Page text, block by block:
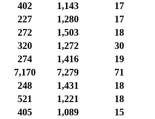
402 1,143
17
227 1,280
17
272 1,503
18
320 1,272
30
274 1,416
19
7,170 7,279
71
248 1,431
18
521 1,221
18
405 1,089
15